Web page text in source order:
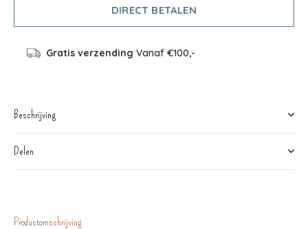
DIRECT BETALEN
Gratis verzending Vanaf €100,-
Beschrijving
Delen
Productomschrijving